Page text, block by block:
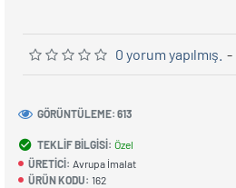
0 yorum yapılmış. -
TEKLIF BILGISI: Özel
ÜRETICI: Avrupa İmalat
ÜRÜN KODU: 162
GÖRÜNTÜLEME: 613